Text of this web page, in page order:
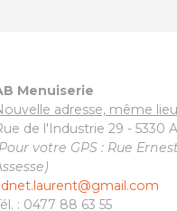
Menuiserie
adresse, même
de l'Industrie 29 - 5330
votre GPS : Rue
: 0477 88 63 55